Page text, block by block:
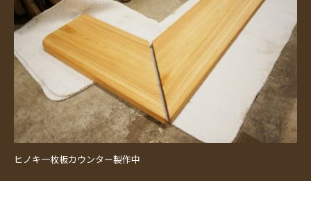
ヒノキ一枚板カウンター製作中